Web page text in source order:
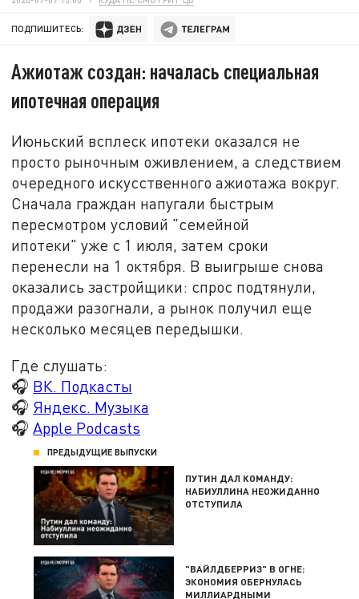
ПОДПИШИТЕСЬ:
Ажиотаж создан: началась специальная
ипотечная операция
Июньский всплеск ипотеки оказался не
просто рыночным оживлением, а следствием
очередного искусственного ажиотажа вокруг.
Сначала граждан напугали быстрым
пересмотром условий "семейной
ипотеки" уже с 1 июля, затем сроки
перенесли на 1 октября. В выигрыше снова
оказались застройщики: спрос подтянули,
продажи разогнали, а рынок получил еще
несколько месяцев передышки.
Где слушать:
🎧 ВК. Подкасты
🎧 Яндекс. Музыка
🎧 Apple Podcasts
ПРЕДЫДУЩИЕ ВЫПУСКИ
ПУТИН ДАЛ КОМАНДУ:
НАБИУЛЛИНА НЕОЖИДАННО
ОТСТУПИЛА
"ВАЙЛДБЕРРИЗ" В ОГНЕ:
ЭКОНОМИЯ ОБЕРНУЛАСЬ
МИЛЛИАРДНЫМИ